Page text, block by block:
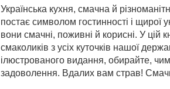
Українська кухня, смачна й
постає символом гостинності і щирої
вони смачні, поживні й корисні. У цій
смаколиків з усіх куточків нашої
ілюстрованого видання, обирайте,
задоволення. Вдалих вам страв!